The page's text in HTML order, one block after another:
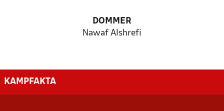
DOMMER
Nawaf Alshrefi
KAMPFAKTA